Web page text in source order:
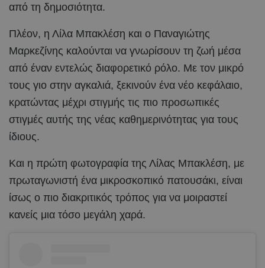
από τη δημοσιότητα.
Πλέον, η Λίλα Μπακλέση και ο Παναγιώτης
Μαρκεζίνης καλούνται να γνωρίσουν τη ζωή μέσα
από έναν εντελώς διαφορετικό ρόλο. Με τον μικρό
τους γιο στην αγκαλιά, ξεκινούν ένα νέο κεφάλαιο,
κρατώντας μέχρι στιγμής τις πιο προσωπικές
στιγμές αυτής της νέας καθημερινότητας για τους
ίδιους.
Και η πρώτη φωτογραφία της Λίλας Μπακλέση, με
πρωταγωνιστή ένα μικροσκοπικό πατουσάκι, είναι
ίσως ο πιο διακριτικός τρόπος για να μοιραστεί
κανείς μια τόσο μεγάλη χαρά.